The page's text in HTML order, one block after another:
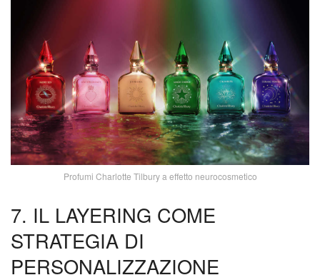
Profumi Charlotte Tilbury a effetto neurocosmetico
7. IL LAYERING COME
STRATEGIA DI
PERSONALIZZAZIONE